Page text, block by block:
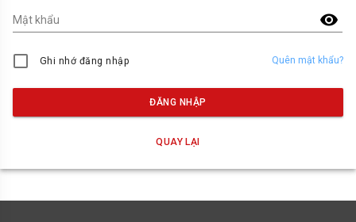
visibility
Mật khẩu
Ghi nhớ đăng nhập Quên mật khẩu?
ĐĂNG NHẬP
QUAY LẠI